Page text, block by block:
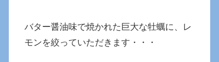
バター醤油味で焼かれた巨大な牡蠣に、レ
モンを絞っていただきます・・・